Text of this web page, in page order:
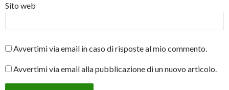
Sito web
Avvertimi via email in caso di risposte al mio commento.
Avvertimi via email alla pubblicazione di un nuovo articolo.